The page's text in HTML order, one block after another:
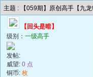
主题 : 【059期】原创高手【九
【回头是暗】
级别： 一级高手
发帖:
威望: 0 点
铜币: 枚